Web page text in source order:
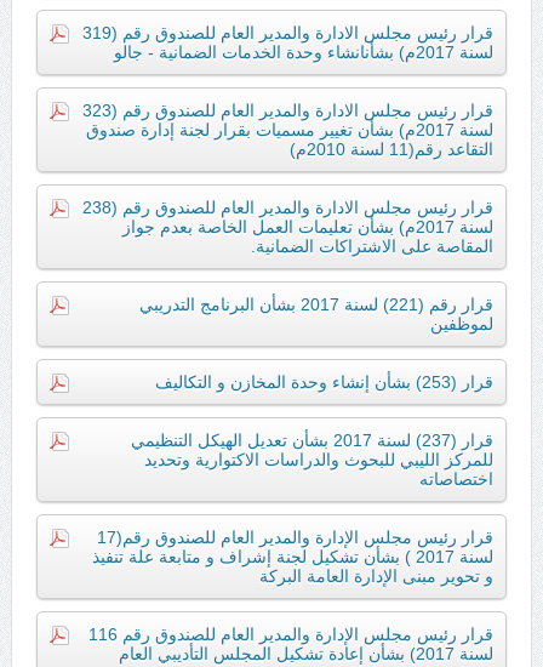
قرار رئيس مجلس الادارة والمدير العام للصندوق رقم (319
لسنة 2017م) بشأنانشاء وحدة الخدمات الضمانية - جالو
قرار رئيس مجلس الادارة والمدير العام للصندوق رقم (323
لسنة 2017م) بشأن تغيير مسميات بقرار لجنة إدارة صندوق
التقاعد رقم(11 لسنة 2010م)
قرار رئيس مجلس الادارة والمدير العام للصندوق رقم (238
لسنة 2017م) بشأن تعليمات العمل الخاصة بعدم جواز
المقاصة على الاشتراكات الضمانية.
قرار رقم (221) لسنة 2017 بشأن البرنامج التدريبي
لموظفين
قرار (253) بشأن إنشاء وحدة المخازن و التكاليف
قرار (237) لسنة 2017 بشأن تعديل الهيكل التنظيمي
للمركز الليبي للبحوث والدراسات الاكتوارية وتحديد
اختصاصاته
قرار رئيس مجلس الإدارة والمدير العام للصندوق رقم(17
لسنة 2017 ) بشأن تشكيل لجنة إشراف و متابعة علة تنفيذ
و تحوير مبنى الإدارة العامة البركة
قرار رئيس مجلس الإدارة والمدير العام للصندوق رقم 116
لسنة 2017) بشأن إعادة تشكيل المجلس التأديبي العام